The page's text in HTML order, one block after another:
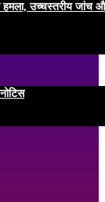
हमला, उच्चस्तरीय जांच